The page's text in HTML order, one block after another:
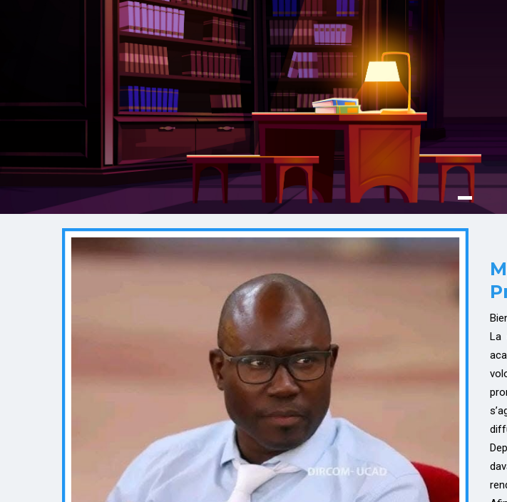
et didactiques produits à l’UCAD. Les services proposés sont aussi ouverts au
extérieur dans le respect strict des normes qui régissent les publications
EN SAVOIR PLUS
La